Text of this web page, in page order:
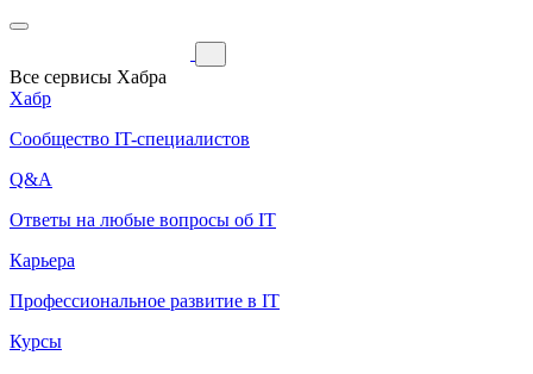
Все сервисы Хабра
Хабр
Сообщество IT-специалистов
Q&A
Ответы на любые вопросы об IT
Карьера
Профессиональное развитие в IT
Курсы